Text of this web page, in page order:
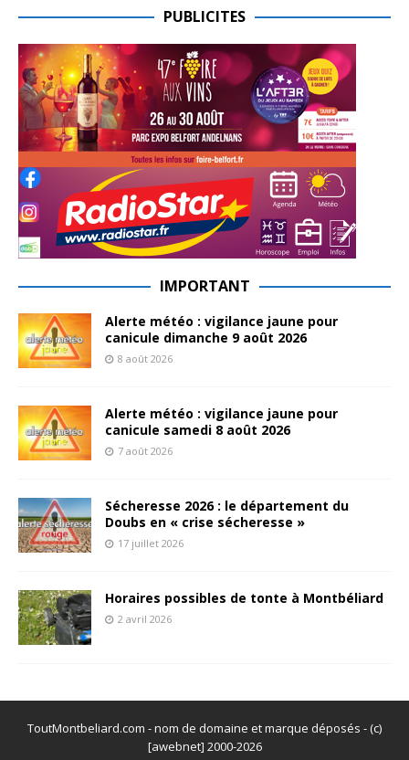
PUBLICITES
IMPORTANT
Alerte météo : vigilance jaune pour
canicule dimanche 9 août 2026
8 août 2026
Alerte météo : vigilance jaune pour
canicule samedi 8 août 2026
7 août 2026
Sécheresse 2026 : le département du
Doubs en « crise sécheresse »
17 juillet 2026
Horaires possibles de tonte à Montbéliard
2 avril 2026
ToutMontbeliard.com - nom de domaine et marque déposés - (c)
[awebnet] 2000-2026